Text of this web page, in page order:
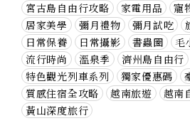
宮古島自由行攻略
家電用品 寵
居家美學
彌月禮物 彌月試吃
日常保養
日常攝影 書蟲圈 毛
流行時尚
溫泉季 濟州島自由行
特色觀光列車系列
獨家優惠碼
質感住宿全攻略
越南旅遊 越南
黃山深度旅行